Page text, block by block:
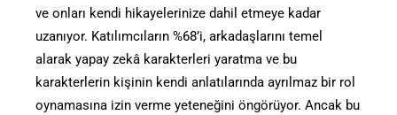
ve onları kendi hikayelerinize dahil etmeye kadar
uzanıyor. Katılımcıların %68’i, arkadaşlarını temel
alarak yapay zekâ karakterleri yaratma ve bu
karakterlerin kişinin kendi anlatılarında ayrılmaz bir rol
oynamasına izin verme yeteneğini öngörüyor. Ancak bu